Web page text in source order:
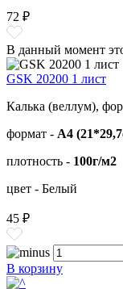
72 ₽
В данный момент
GSK 20200 1 лист
Калька (веллум),
формат - А4
плотность - 100г/м2
цвет - Белый
45 ₽
В корзину